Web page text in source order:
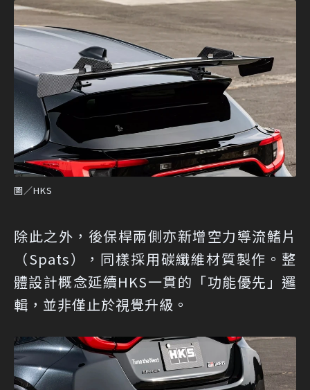
圖／HKS
除此之外，後保桿兩側亦新增空力導流鰭片
（Spats），同樣採用碳纖維材質製作。整
體設計概念延續HKS一貫的「功能優先」邏
輯，並非僅止於視覺升級。